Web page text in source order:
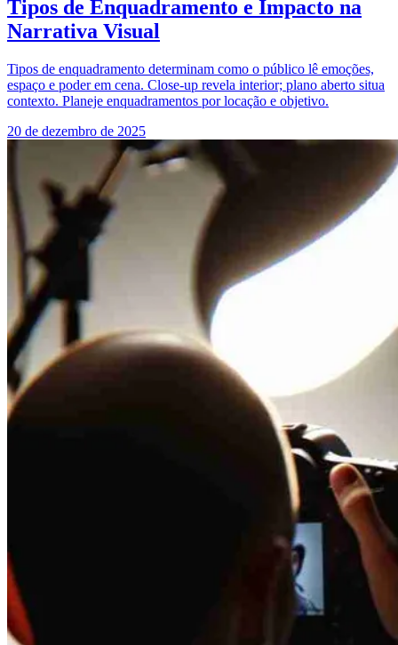
Tipos de Enquadramento e Impacto na
Narrativa Visual
Tipos de enquadramento determinam como o público lê emoções,
espaço e poder em cena. Close-up revela interior; plano aberto situa
contexto. Planeje enquadramentos por locação e objetivo.
20 de dezembro de 2025